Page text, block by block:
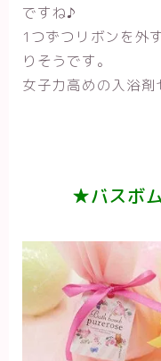
ですね♪
1つずつリボンを外
りそうです。
女子力高めの入浴剤
★バスボ